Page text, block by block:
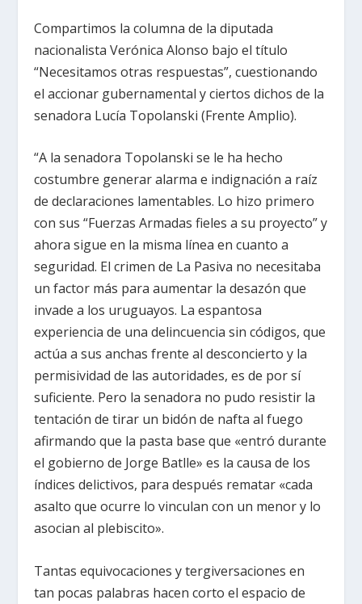
Compartimos la columna de la diputada
nacionalista Verónica Alonso bajo el título
“Necesitamos otras respuestas”, cuestionando
el accionar gubernamental y ciertos dichos de la
senadora Lucía Topolanski (Frente Amplio).
“A la senadora Topolanski se le ha hecho
costumbre generar alarma e indignación a raíz
de declaraciones lamentables. Lo hizo primero
con sus “Fuerzas Armadas fieles a su proyecto” y
ahora sigue en la misma línea en cuanto a
seguridad. El crimen de La Pasiva no necesitaba
un factor más para aumentar la desazón que
invade a los uruguayos. La espantosa
experiencia de una delincuencia sin códigos, que
actúa a sus anchas frente al desconcierto y la
permisividad de las autoridades, es de por sí
suficiente. Pero la senadora no pudo resistir la
tentación de tirar un bidón de nafta al fuego
afirmando que la pasta base que «entró durante
el gobierno de Jorge Batlle» es la causa de los
índices delictivos, para después rematar «cada
asalto que ocurre lo vinculan con un menor y lo
asocian al plebiscito».
Tantas equivocaciones y tergiversaciones en
tan pocas palabras hacen corto el espacio de